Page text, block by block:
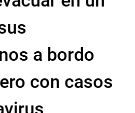
a bordo
con casos